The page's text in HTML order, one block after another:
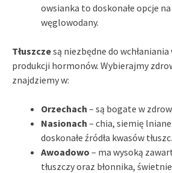
owsianka to doskonałe opcje
węglowodany.
Tłuszczesą niezbędne do
produkcji hormonów. Wybierajmy
znajdziemy w:
Orzechach – są bogate w
Nasionach – chia, siemię
doskonałe źródła kwasów
Awoadowo – ma wysoką
tłuszczy oraz błonnika,